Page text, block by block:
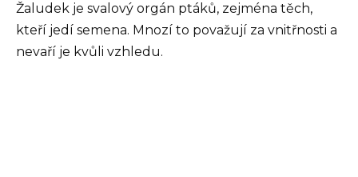
Žaludek je svalový orgán ptáků, zejména těch,
kteří jedí semena. Mnozí to považují za vnitřnosti a
nevaří je kvůli vzhledu.